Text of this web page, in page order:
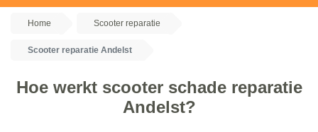
Home Scooter reparatie
Scooter reparatie Andelst
Hoe werkt scooter schade reparatie
Andelst?